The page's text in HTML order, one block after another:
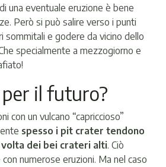
una eventuale eruzione è bene
Però si può salire verso i punti
sommitali e godere da vicino dello
specialmente a mezzogiorno e
il futuro?
con un vulcano “capriccioso”
spesso i pit crater tendono
dei bei crateri alti. Ciò
numerose eruzioni. Ma nel caso